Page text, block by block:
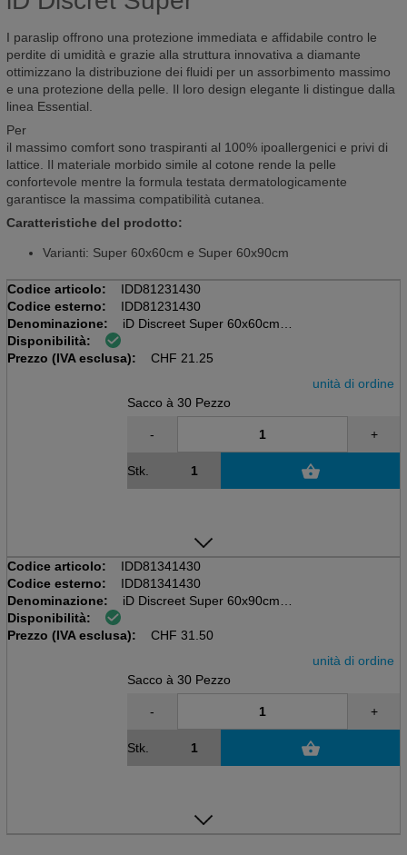
I paraslip offrono una protezione immediata e affidabile contro le
perdite di umidità e grazie alla struttura innovativa a diamante
ottimizzano la distribuzione dei fluidi per un assorbimento massimo
e una protezione della pelle. Il loro design elegante li distingue dalla
linea Essential.
Per
il massimo comfort sono traspiranti al 100% ipoallergenici e privi di
lattice. Il materiale morbido simile al cotone rende la pelle
confortevole mentre la formula testata dermatologicamente
garantisce la massima compatibilità cutanea.
Caratteristiche del prodotto:
Varianti: Super 60x60cm e Super 60x90cm
Codice articolo:
IDD81231430
Codice esterno:
IDD81231430
Denominazione:
iD Discreet Super 60x60cm
Sottopad
Disponibilità:
Prezzo (IVA esclusa):
CHF 21.25
unità di ordine
Sacco à 30 Pezzo
- +
Stk.
Codice articolo:
IDD81341430
Codice esterno:
IDD81341430
Denominazione:
iD Discreet Super 60x90cm
Sottopad
Disponibilità:
Prezzo (IVA esclusa):
CHF 31.50
unità di ordine
Sacco à 30 Pezzo
- +
Stk.